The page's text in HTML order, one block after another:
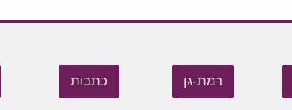
רמת-גן כתבות